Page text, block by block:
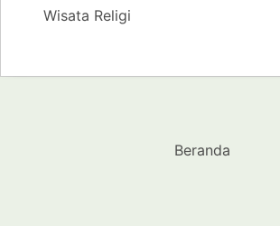
Wisata Religi
Beranda